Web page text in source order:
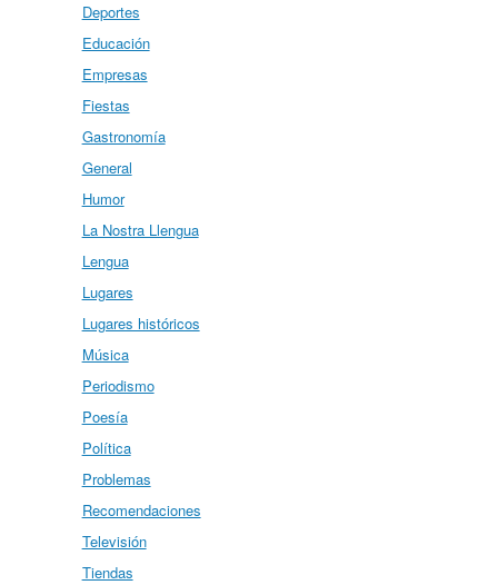
Deportes
Educación
Empresas
Fiestas
Gastronomía
General
Humor
La Nostra Llengua
Lengua
Lugares
Lugares históricos
Música
Periodismo
Poesía
Política
Problemas
Recomendaciones
Televisión
Tiendas